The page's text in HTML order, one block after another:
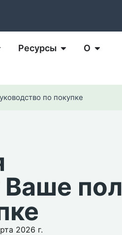
Ресурсы О
по покупке
2026 г.